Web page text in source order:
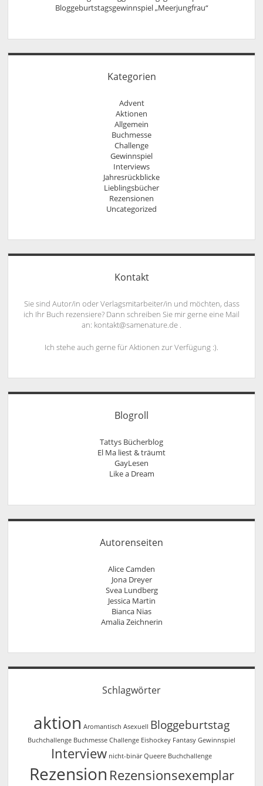
Bloggeburtstagsgewinnspiel „Meerjungfrau“
Kategorien
Advent
Aktionen
Allgemein
Buchmesse
Challenge
Gewinnspiel
Interviews
Jahresrückblicke
Lieblingsbücher
Rezensionen
Uncategorized
Kontakt
Sie sind Autor/in oder Verlagsmitarbeiter/in und möchten, dass
ich Ihr Buch rezensiere? Dann schreiben Sie mir gerne eine Mail
an: kontakt@samenature.de .
Ich stehe auch gerne für Aktionen zur Verfügung :).
Blogroll
Tattys Bücherblog
El Ma liest & träumt
GayLesen
Like a Dream
Autorenseiten
Alice Camden
Jona Dreyer
Svea Lundberg
Jessica Martin
Bianca Nias
Amalia Zeichnerin
Schlagwörter
aktion Aromantisch Asexuell Bloggeburtstag
Buchchallenge Buchmesse Challenge Eishockey Fantasy Gewinnspiel
Interview nicht-binär Queere Buchchallenge
Rezension Rezensionsexemplar